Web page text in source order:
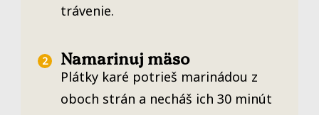
trávenie.
Namarinuj mäso
Plátky karé potrieš marinádou z
oboch strán a necháš ich 30 minút